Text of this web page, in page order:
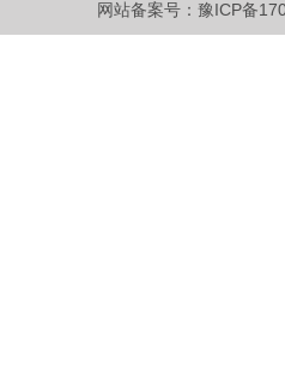
网站备案号：豫ICP备